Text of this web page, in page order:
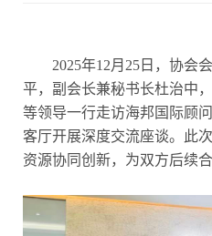
2025年12月25日，协会会
平，副会长兼秘书长杜治中
等领导一行走访海邦国际顾
客厅开展深度交流座谈。此
资源协同创新，为双方后续